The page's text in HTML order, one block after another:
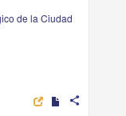
de la Ciudad
share